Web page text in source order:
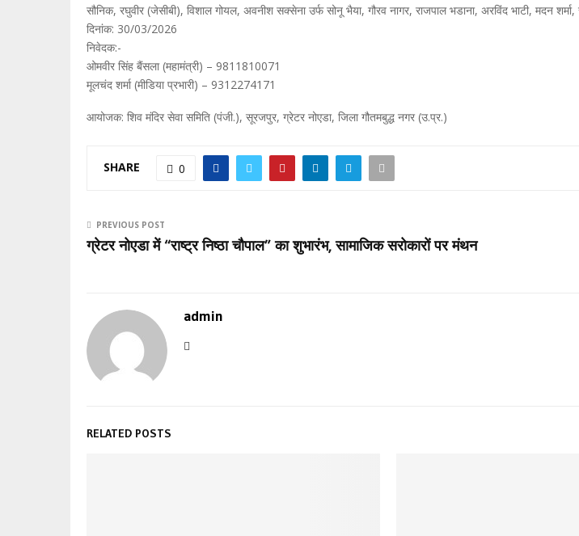
सौनिक, रघुवीर (जेसीबी), विशाल गोयल, अवनीश सक्सेना उर्फ सोनू भैया, गौरव नागर, राजपाल भडाना, अरविंद भाटी, मदन
दिनांक: 30/03/2026
निवेदक:-
ओमवीर सिंह बैंसला (महामंत्री) – 9811810071
मूलचंद शर्मा (मीडिया प्रभारी) – 9312274171
आयोजक: शिव मंदिर सेवा समिति (पंजी.), सूरजपुर, ग्रेटर नोएडा, जिला गौतमबुद्ध नगर (उ.प्र.)
SHARE 0
PREVIOUS POST
ग्रेटर नोएडा में “राष्ट्र निष्ठा चौपाल” का शुभारंभ, सामाजिक सरोकारों पर मंथन
admin
RELATED POSTS